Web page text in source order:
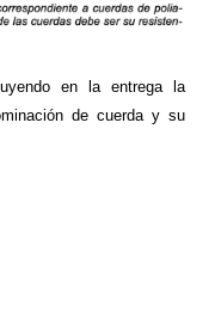
en la entrega la
de cuerda y su